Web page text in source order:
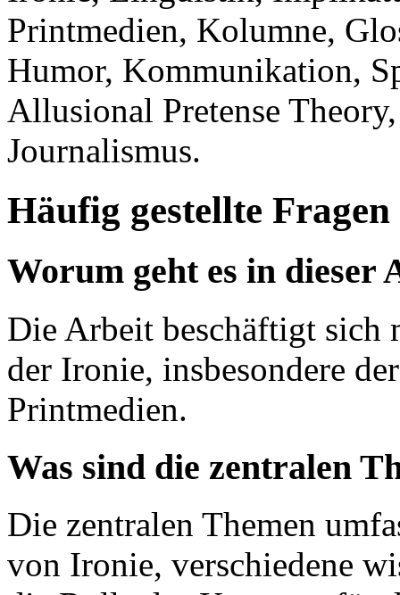
Printmedien, Kolumne,
Humor, Kommunikation,
Allusional Pretense
Journalismus.
Häufig gestellte Fragen
Worum geht es in dieser
Die Arbeit beschäftigt sich
der Ironie, insbesondere
Printmedien.
Was sind die zentralen
Die zentralen Themen
von Ironie, verschiedene